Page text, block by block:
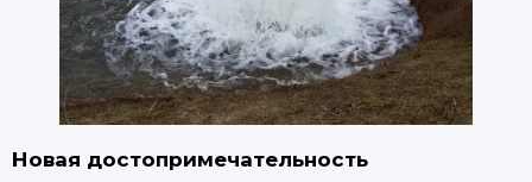
Новая достопримечательность